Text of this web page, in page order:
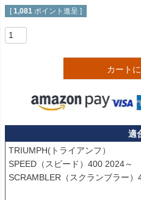
[ 1,081 ポイント進呈 ]
カート
適
TRIUMPH(トライアンフ）
SPEED（スピード）400 2024～
SCRAMBLER（スクランブラー）